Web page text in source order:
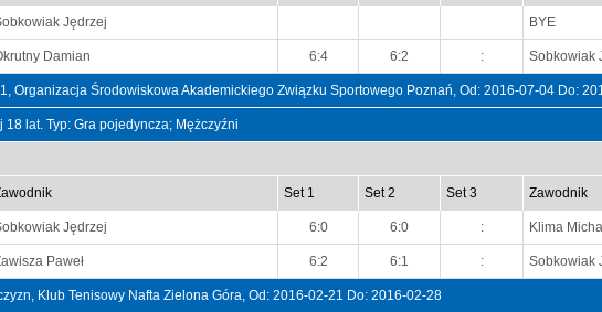
Jędrzej BYE
Damian 6:4 6:2 : Sobkowiak
Organizacja Środowiskowa Akademickiego Związku Sportowego Poznań, Od: 2016-07-04 Do:
lat. Typ: Gra pojedyncza; Mężczyźni
Set 1 Set 2 Set 3 Zawodnik
Jędrzej 6:0 6:0 : Klima
Paweł 6:2 6:1 : Sobkowiak
Klub Tenisowy Nafta Zielona Góra, Od: 2016-02-21 Do: 2016-02-28